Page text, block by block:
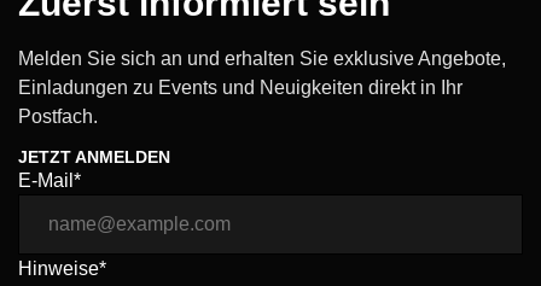
Melden Sie sich an und erhalten Sie exklusive Angebote,
Einladungen zu Events und Neuigkeiten direkt in Ihr
Postfach.
JETZT ANMELDEN
E-Mail*
Hinweise*